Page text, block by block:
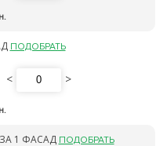
ПОДОБРАТЬ
< >
1 ФАСАД ПОДОБРАТЬ